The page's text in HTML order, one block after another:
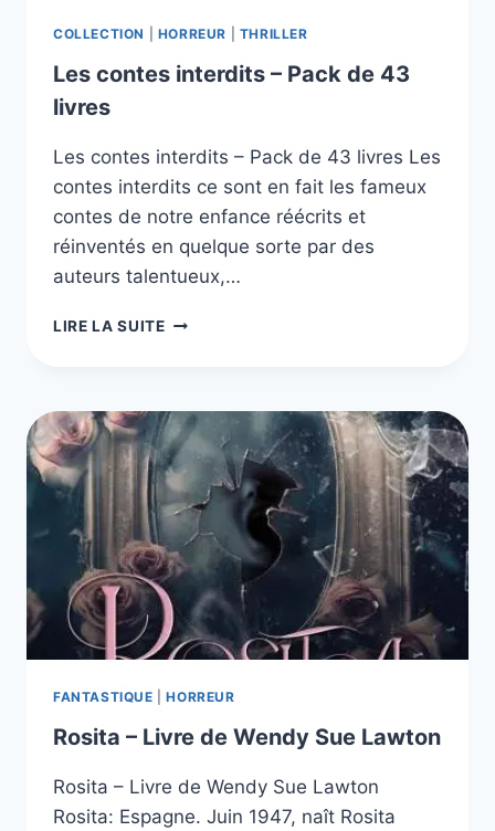
COLLECTION HORREUR THRILLER
Les contes interdits – Pack de 43
livres
Les contes interdits – Pack de 43 livres Les
contes interdits ce sont en fait les fameux
contes de notre enfance réécrits et
réinventés en quelque sorte par des
auteurs talentueux,…
LIRE LA SUITELES
PACK
DE
43
LIVRES
FANTASTIQUE |HORREUR
Rosita – Livre de Wendy Sue Lawton
Rosita – Livre de Wendy Sue Lawton
Rosita: Espagne. Juin 1947, naît Rosita